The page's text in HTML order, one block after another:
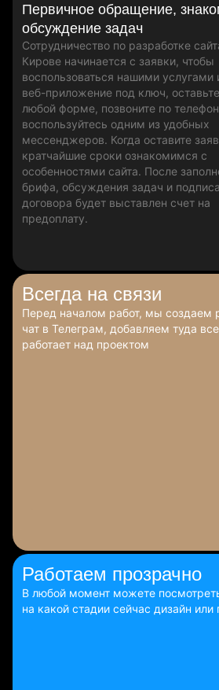
Первичное обращение,
обсуждение задач
Сотрудничество по разработке
Кирове начинается с заявки, чтобы
воспользоваться нашими услугами
веб-приложение под ключ,
любой форме, позвоните по
воспользуйтесь одним из удобных
мессенджеров. Когда оставите
кратчайшие сроки ознакомимся с
особенностями сайта. После
брифа, обсуждения задач и
договора будет выставлен счет на
предоплату.
Всегда на связи
Перед началом работ, мы создаем
чат в Телеграм, добавляем туда
работает над проектом
Работаем прозрачно
В любой момент можете
на какой стадии сейчас дизайн или